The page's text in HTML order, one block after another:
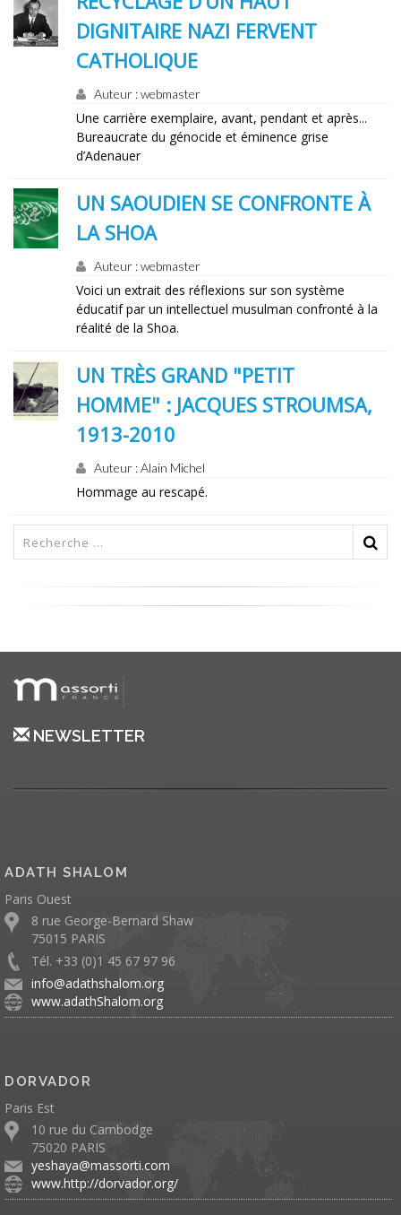
DIGNITAIRE NAZI FERVENT
CATHOLIQUE
Auteur : webmaster
Une carrière exemplaire, avant, pendant et après...
Bureaucrate du génocide et éminence grise
d’Adenauer
UN SAOUDIEN SE CONFRONTE À
LA SHOA
Auteur : webmaster
Voici un extrait des réflexions sur son système
éducatif par un intellectuel musulman confronté à la
réalité de la Shoa.
UN TRÈS GRAND "PETIT
HOMME" : JACQUES STROUMSA,
1913-2010
Auteur : Alain Michel
Hommage au rescapé.
NEWSLETTER
ADATH SHALOM
Paris Ouest
8 rue George-Bernard Shaw
75015 PARIS
Tél. +33 (0)1 45 67 97 96
info@adathshalom.org
www.adathShalom.org
DORVADOR
Paris Est
10 rue du Cambodge
75020 PARIS
yeshaya@massorti.com
www.http://dorvador.org/